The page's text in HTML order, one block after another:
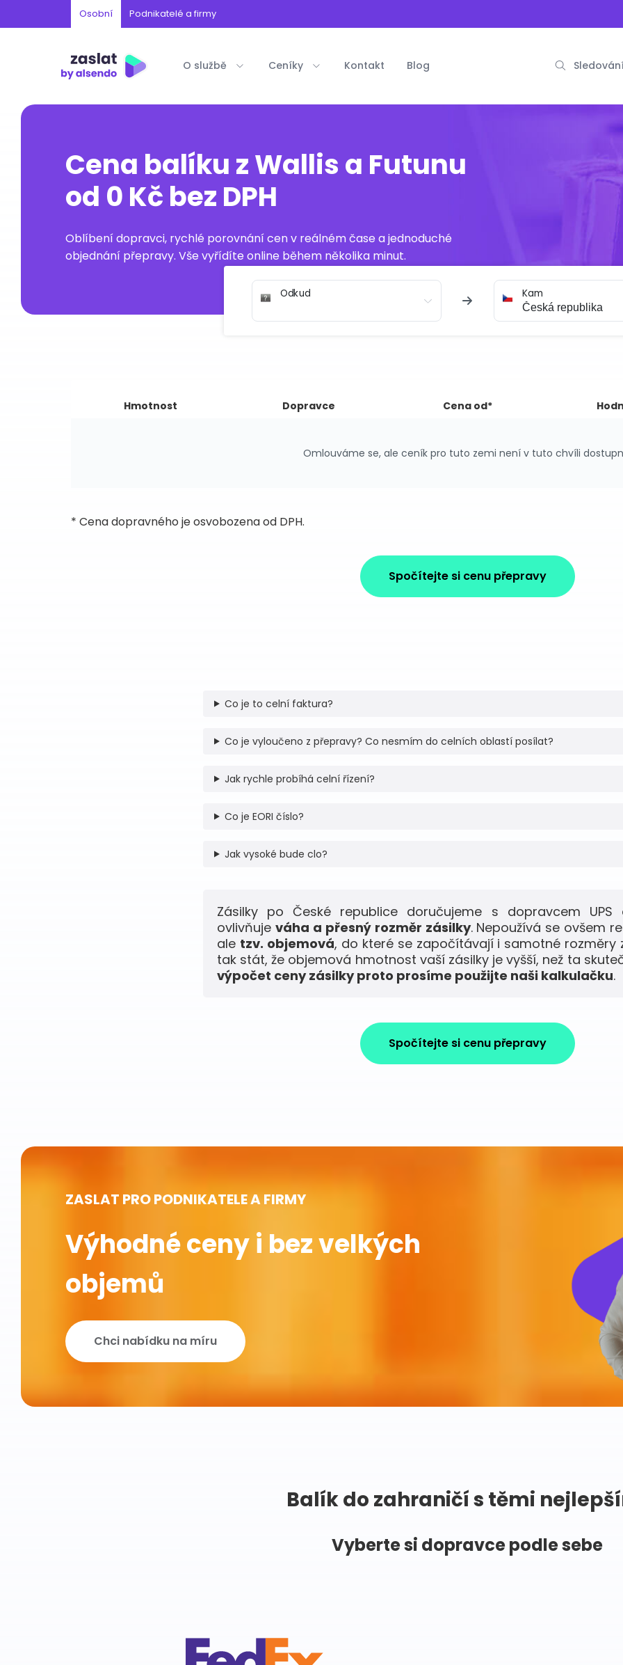
Osobní Podnikatelé a firmy
O službě Ceníky Kontakt Blog
Cena balíku z Wallis a Futunu
od 0 Kč bez DPH
Oblíbení dopravci, rychlé porovnání cen v reálném čase a jednoduché
objednání přepravy. Vše vyřídíte online během několika minut.
Odkud Kam
Hmotnost Dopravce Cena od*
Omlouváme se, ale ceník pro tuto zemi není v tuto chvíli
* Cena dopravného je osvobozena od DPH.
Spočítejte si cenu přepravy
Co je to celní faktura?
Co je vyloučeno z přepravy? Co nesmím do celních oblastí posílat?
Jak rychle probíhá celní řízení?
Co je EORI číslo?
Jak vysoké bude clo?
Zásilky po České republice doručujeme s dopravcem UPS
ovlivňuje váha a přesný rozměr zásilky. Nepoužívá se ovšem
ale tzv. objemová, do které se započítávají i samotné rozměry
tak stát, že objemová hmotnost vaší zásilky je vyšší, než ta
výpočet ceny zásilky proto prosíme použijte naši kalkulačku.
Spočítejte si cenu přepravy
ZASLAT PRO PODNIKATELE A FIRMY
Výhodné ceny i bez velkých
objemů
Chci nabídku na míru
Balík do zahraničí s těmi
Vyberte si dopravce podle sebe